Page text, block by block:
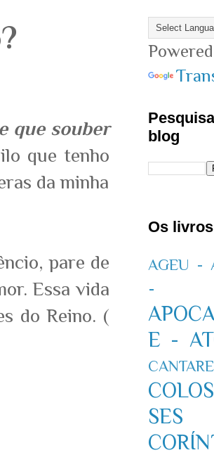
que souber
que tenho
da minha
pare de
Essa vida
do Reino. (
blog
Os livros
AGEU -
-
E -